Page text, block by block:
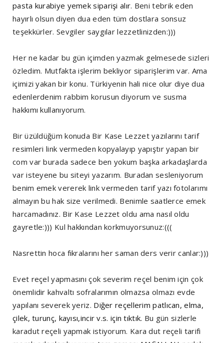
pasta kurabiye yemek siparişi alır. Beni tebrik eden
hayırlı olsun diyen dua eden tüm dostlara sonsuz
teşekkürler. Sevgiler saygılar lezzetlinizden:)))
Her ne kadar bu gün içimden yazmak gelmesede sizleri
özledim. Mutfakta işlerim bekliyor siparişlerim var. Ama
içimizi yakan bir konu. Türkiyenin hali nice olur diye dua
edenlerdenim rabbim korusun diyorum ve susma
hakkımı kullanıyorum.
Bir üzüldüğüm konuda Bir Kase Lezzet yazılarını tarif
resimleri link vermeden kopyalayıp yapıştır yapan bir
com var burada sadece ben yokum başka arkadaşlarda
var isteyene bu siteyi yazarım. Buradan sesleniyorum
benim emek vererek link vermeden tarif yazı fotolarımı
almayın bu hak size verilmedi. Benimle saatlerce emek
harcamadınız. Bir Kase Lezzet oldu ama nasıl oldu
gayretle:))) Kul hakkından korkmuyorsunuz:(((
Nasrettin hoca fıkralarını her saman ders verir canlar:)))
Evet reçel yapmasını çok severim reçel benim için çok
önemlidir kahvaltı sofralarımın olmazsa olmazı evde
yapılanı severek yeriz. Diğer reçellerim patlıcan, elma,
çilek, turunç, kayısı,incir v.s. için tıktık. Bu gün sizlerle
karadut reçeli yapmak istiyorum. Kara dut reçeli tarifi